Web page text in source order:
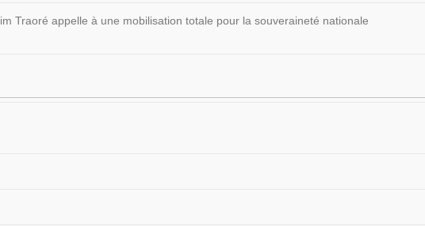
Traoré appelle à une mobilisation totale pour la souveraineté nationale